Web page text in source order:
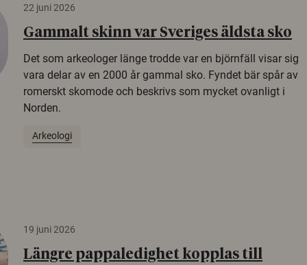
22 juni 2026
Gammalt skinn var Sveriges äldsta sko
Det som arkeologer länge trodde var en björnfäll visar sig
vara delar av en 2000 år gammal sko. Fyndet bär spår av
romerskt skomode och beskrivs som mycket ovanligt i
Norden.
Arkeologi
19 juni 2026
Längre pappaledighet kopplas till